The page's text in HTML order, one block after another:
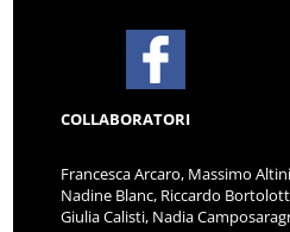
COLLABORATORI
Francesca Arcaro, Massimo
Nadine Blanc, Riccardo
Giulia Calisti, Nadia